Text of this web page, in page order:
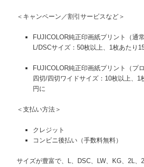
＜キャンペーン／割引サービスなど＞
FUJICOLOR純正印画紙プリント（通常
L/DSCサイズ：50枚以上、1枚あたり
FUJICOLOR純正印画紙プリント（プロ
四切/四切ワイドサイズ：10枚以上、1
円に
＜支払い方法＞
クレジット
コンビニ後払い（手数料無料）
サイズが豊富で、L、DSC、LW、KG、2L、